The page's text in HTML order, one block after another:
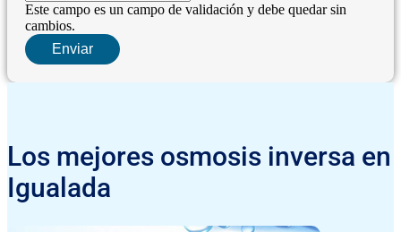
Este campo es un campo de validación y debe quedar sin
cambios.
Los mejores osmosis inversa en
Igualada